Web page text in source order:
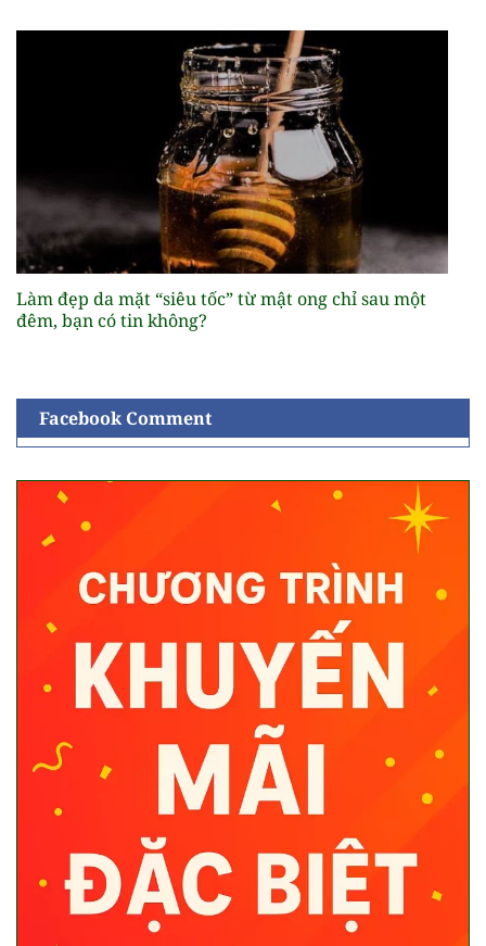
Làm đẹp da mặt “siêu tốc” từ mật ong chỉ sau một
đêm, bạn có tin không?
Facebook Comment